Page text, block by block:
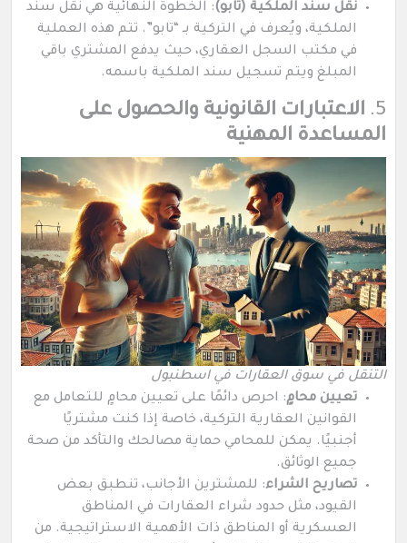
نقل سند الملكية (تابو): الخطوة النهائية هي نقل سند
الملكية، ويُعرف في التركية بـ “تابو”. تتم هذه العملية
في مكتب السجل العقاري، حيث يدفع المشتري باقي
المبلغ ويتم تسجيل سند الملكية باسمه.
5. الاعتبارات القانونية والحصول على
المساعدة المهنية
التنقل في سوق العقارات في اسطنبول
تعيين محامٍ: احرص دائمًا على تعيين محامٍ للتعامل مع
القوانين العقارية التركية، خاصة إذا كنت مشتريًا
أجنبيًا. يمكن للمحامي حماية مصالحك والتأكد من صحة
جميع الوثائق.
تصاريح الشراء: للمشترين الأجانب، تنطبق بعض
القيود، مثل حدود شراء العقارات في المناطق
العسكرية أو المناطق ذات الأهمية الاستراتيجية. من